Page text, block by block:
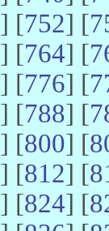
] [752] [
] [764] [
] [776] [
] [788] [
] [800] [
] [812] [
] [824] [